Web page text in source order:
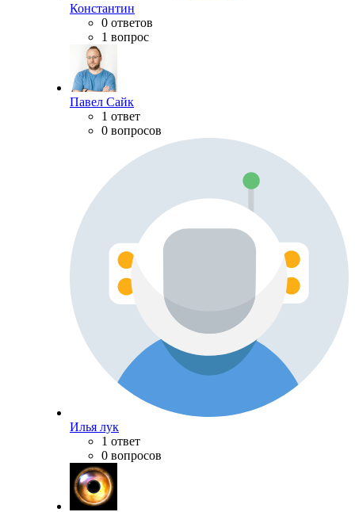
Константин
0 ответов
1 вопрос
Павел Сайк
1 ответ
0 вопросов
Илья лук
1 ответ
0 вопросов